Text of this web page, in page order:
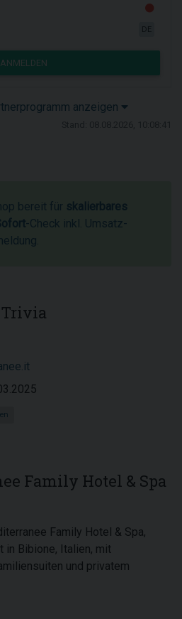
ANMELDEN
anzeigen
bereit für skalierbares
-Check inkl. Umsatz-
Trivia
Family Hotel & Spa
Family Hotel & Spa,
in Bibione, Italien, mit
und privatem